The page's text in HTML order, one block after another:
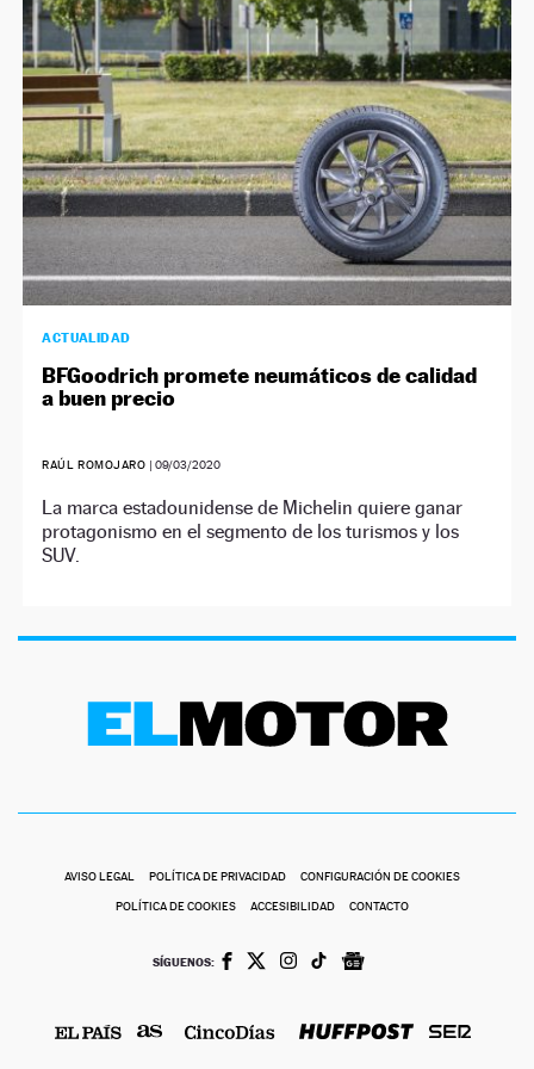
NEWSLETTER
SÍGUENOS
ACTUALIDAD
BFGoodrich promete neumáticos de calidad
a buen precio
RAÚL ROMOJARO | 09/03/2020
La marca estadounidense de Michelin quiere ganar
protagonismo en el segmento de los turismos y los
SUV.
AVISO LEGAL POLÍTICA DE PRIVACIDAD CONFIGURACIÓN DE COOKIES
POLÍTICA DE COOKIES ACCESIBILIDAD CONTACTO
SÍGUENOS: